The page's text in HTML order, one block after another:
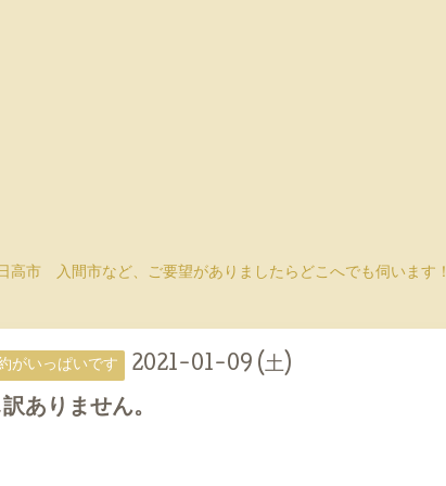
市 入間市など、ご要望がありましたらどこへでも伺います！
がいっぱいです 2021-01-09 (土)
ありません。